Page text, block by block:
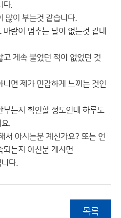
다.
많이 부는것 같습니다.
람이 멈추는 날이 없는것 같네
게속 불었던 적이 없었던 것
니면 제가 민감하게 느끼는 것인
부는지 확인할 정도인데 하루도
.
서 아시는분 계신가요? 또는 언
되는지 아신분 계시면
다.
목록